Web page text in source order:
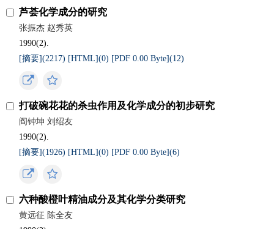
芦荟化学成分的研究
张振杰 赵秀英
1990(2).
[摘要](2217) [HTML](0) [PDF 0.00 Byte](12)
打破碗花花的杀虫作用及化学成分的初步研究
阎钟坤 刘绍友
1990(2).
[摘要](1926) [HTML](0) [PDF 0.00 Byte](6)
六种酸橙叶精油成分及其化学分类研究
黄远征 陈全友